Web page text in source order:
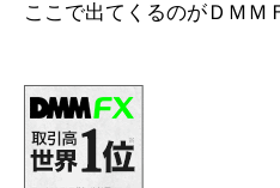
ここで出てくるのがＤＭＭ